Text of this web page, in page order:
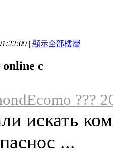
| 顯示全部樓層
c
???
искать
...